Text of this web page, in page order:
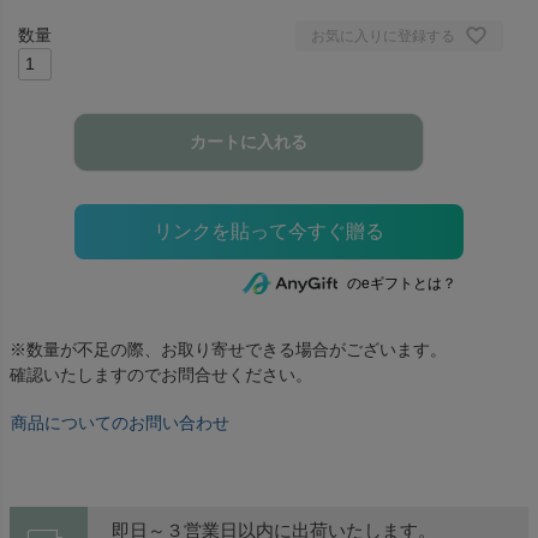
お気に入りに登録する
カートに入れる
のeギフトとは？
※数量が不足の際、お取り寄せできる場合がございます。
確認いたしますのでお問合せください。
商品についてのお問い合わせ
即日～３営業日以内に出荷いたします。